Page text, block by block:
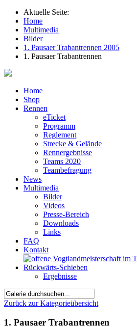
Aktuelle Seite:
Home
Multimedia
Bilder
1. Pausaer Trabantrennen 2005
1. Pausaer Trabantrennen
Home
Shop
Rennen
eTicket
Programm
Reglement
Strecke & Gelände
Rennergebnisse
Teams 2020
Teambefragung
News
Multimedia
Bilder
Videos
Presse-Bereich
Downloads
Links
FAQ
Kontakt
Ergebnisse
Zurück zur Kategorieübersicht
1. Pausaer Trabantrennen